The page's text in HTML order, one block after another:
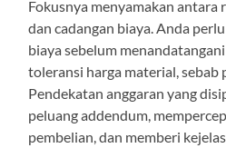
Fokusnya menyamakan antara
dan cadangan biaya. Anda
biaya sebelum
toleransi harga material, sebab
Pendekatan anggaran yang
peluang addendum,
pembelian, dan memberi